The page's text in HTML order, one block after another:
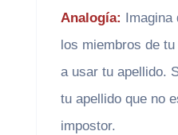
Analogía:
los miembros de
a usar tu apellido.
tu apellido que no
impostor.